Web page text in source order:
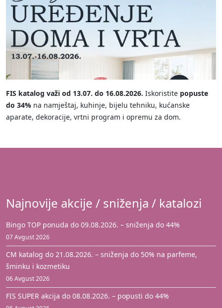
FIS katalog važi od 13.07. do 16.08.2026. Iskoristite popuste
do 34% na namještaj, kuhinje, bijelu tehniku, kućanske
aparate, dekoracije, vrtni program i opremu za dom.
Najnovije akcije / sniženja / katalozi
Bingo TOP ponuda do 09.08.2026. – sniženja do 44%
07 Avgust 2026
CM katalog do 21.08.2026. – sniženja do 50% na parfeme,
šminku i kozmetiku
06 Avgust 2026
FIS SUPER akcija do 08.08.2026. – popusti do 44%